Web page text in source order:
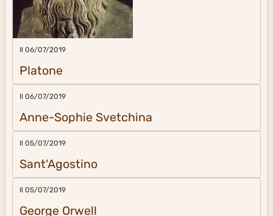
Il 06/07/2019
Platone
Il 06/07/2019
Anne-Sophie Svetchina
Il 05/07/2019
Sant'Agostino
Il 05/07/2019
George Orwell